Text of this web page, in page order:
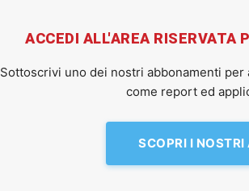
ACCEDI ALL'AREA RISERVATA
Sottoscrivi uno dei nostri abbonamenti
come report ed
SCOPRI I